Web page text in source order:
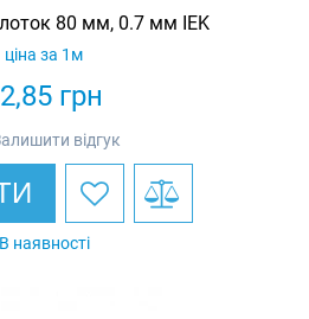
80 мм, 0.7 мм IEK
грн
ціна за 1м
відгук
В наявності